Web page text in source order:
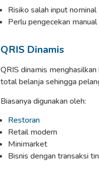
Risiko salah input nominal
Perlu pengecekan
QRIS Dinamis
QRIS dinamis
total belanja sehingga
Biasanya digunakan oleh:
Restoran
Retail modern
Minimarket
Bisnis dengan transaksi